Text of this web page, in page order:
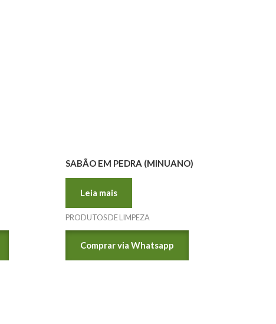
SABÃO EM PEDRA (MINUANO)
Leia mais
PRODUTOS DE LIMPEZA
Comprar via Whatsapp